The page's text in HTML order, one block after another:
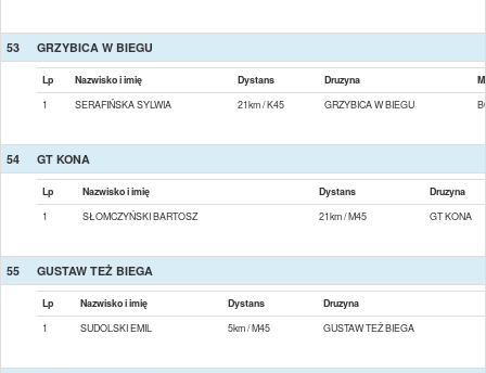
53 GRZYBICA W BIEGU
Lp Nazwisko i imię Dystans Druzyna
1
SERAFIŃSKA SYLWIA 21km / K45 GRZYBICA W BIEGU
54 GT KONA
Lp Nazwisko i imię Dystans
Druzyna
1
SŁOMCZYŃSKI BARTOSZ 21km / M45 GT KONA
55 GUSTAW TEŻ BIEGA
Lp Nazwisko i imię Dystans
Druzyna
1
SUDOLSKI EMIL 5km / M45 GUSTAW TEŻ BIEGA